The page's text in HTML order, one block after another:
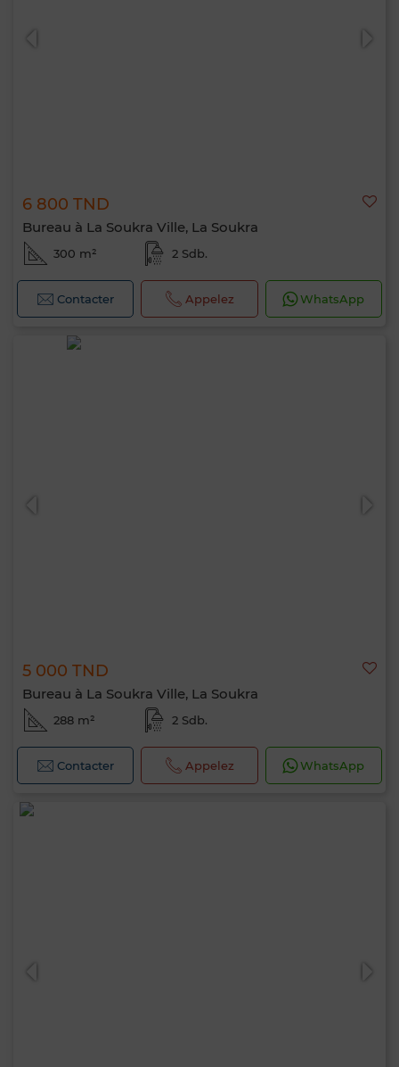
6 800 TND
Bureau à La Soukra Ville, La Soukra
300 m² 2 Sdb.
Contacter Appelez WhatsApp
5 000 TND
Bureau à La Soukra Ville, La Soukra
288 m² 2 Sdb.
Contacter Appelez WhatsApp